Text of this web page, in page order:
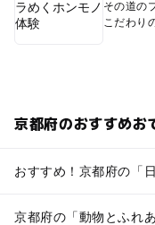
その道の
こだわり
京都府のおすすめお
おすすめ！京都府の「
京都府の「動物とふれ